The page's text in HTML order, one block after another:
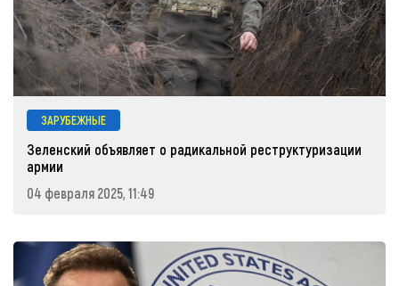
ЗАРУБЕЖНЫЕ
Зеленский объявляет о радикальной реструктуризации
армии
04 февраля 2025, 11:49